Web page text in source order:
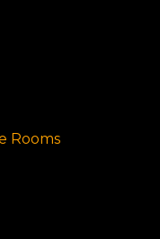
Rooms